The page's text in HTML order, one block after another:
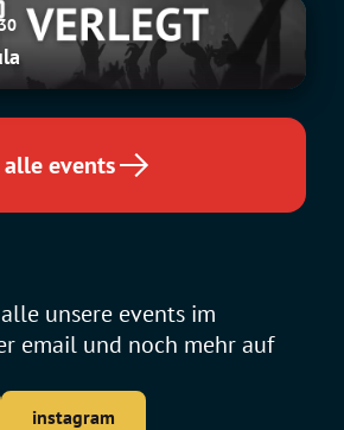
alle events
alle unsere events im
email und noch mehr auf
instagram